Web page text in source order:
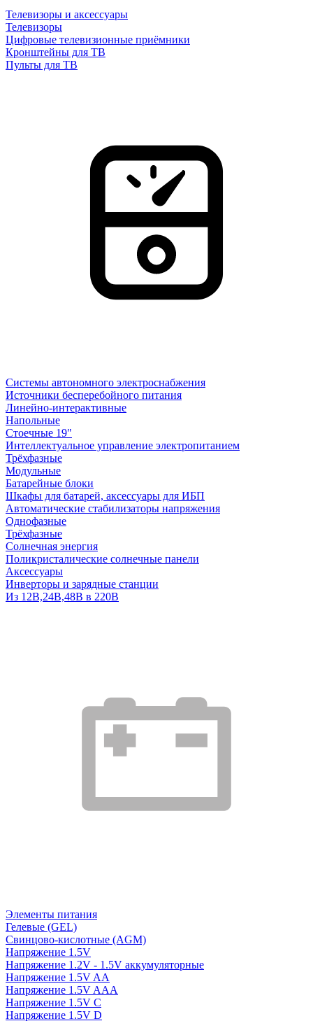
Телевизоры и аксессуары
Телевизоры
Цифровые телевизионные приёмники
Кронштейны для ТВ
Пульты для ТВ
Системы автономного электроснабжения
Источники бесперебойного питания
Линейно-интерактивные
Напольные
Стоечные 19"
Интеллектуальное управление электропитанием
Трёхфазные
Модульные
Батарейные блоки
Шкафы для батарей, аксессуары для ИБП
Автоматические стабилизаторы напряжения
Однофазные
Трёхфазные
Солнечная энергия
Поликристалические солнечные панели
Аксессуары
Инверторы и зарядные станции
Из 12В,24В,48В в 220В
Элементы питания
Гелевые (GEL)
Свинцово-кислотные (AGM)
Напряжение 1.5V
Напряжение 1.2V - 1.5V аккумуляторные
Напряжение 1.5V AA
Напряжение 1.5V AAA
Напряжение 1.5V C
Напряжение 1.5V D